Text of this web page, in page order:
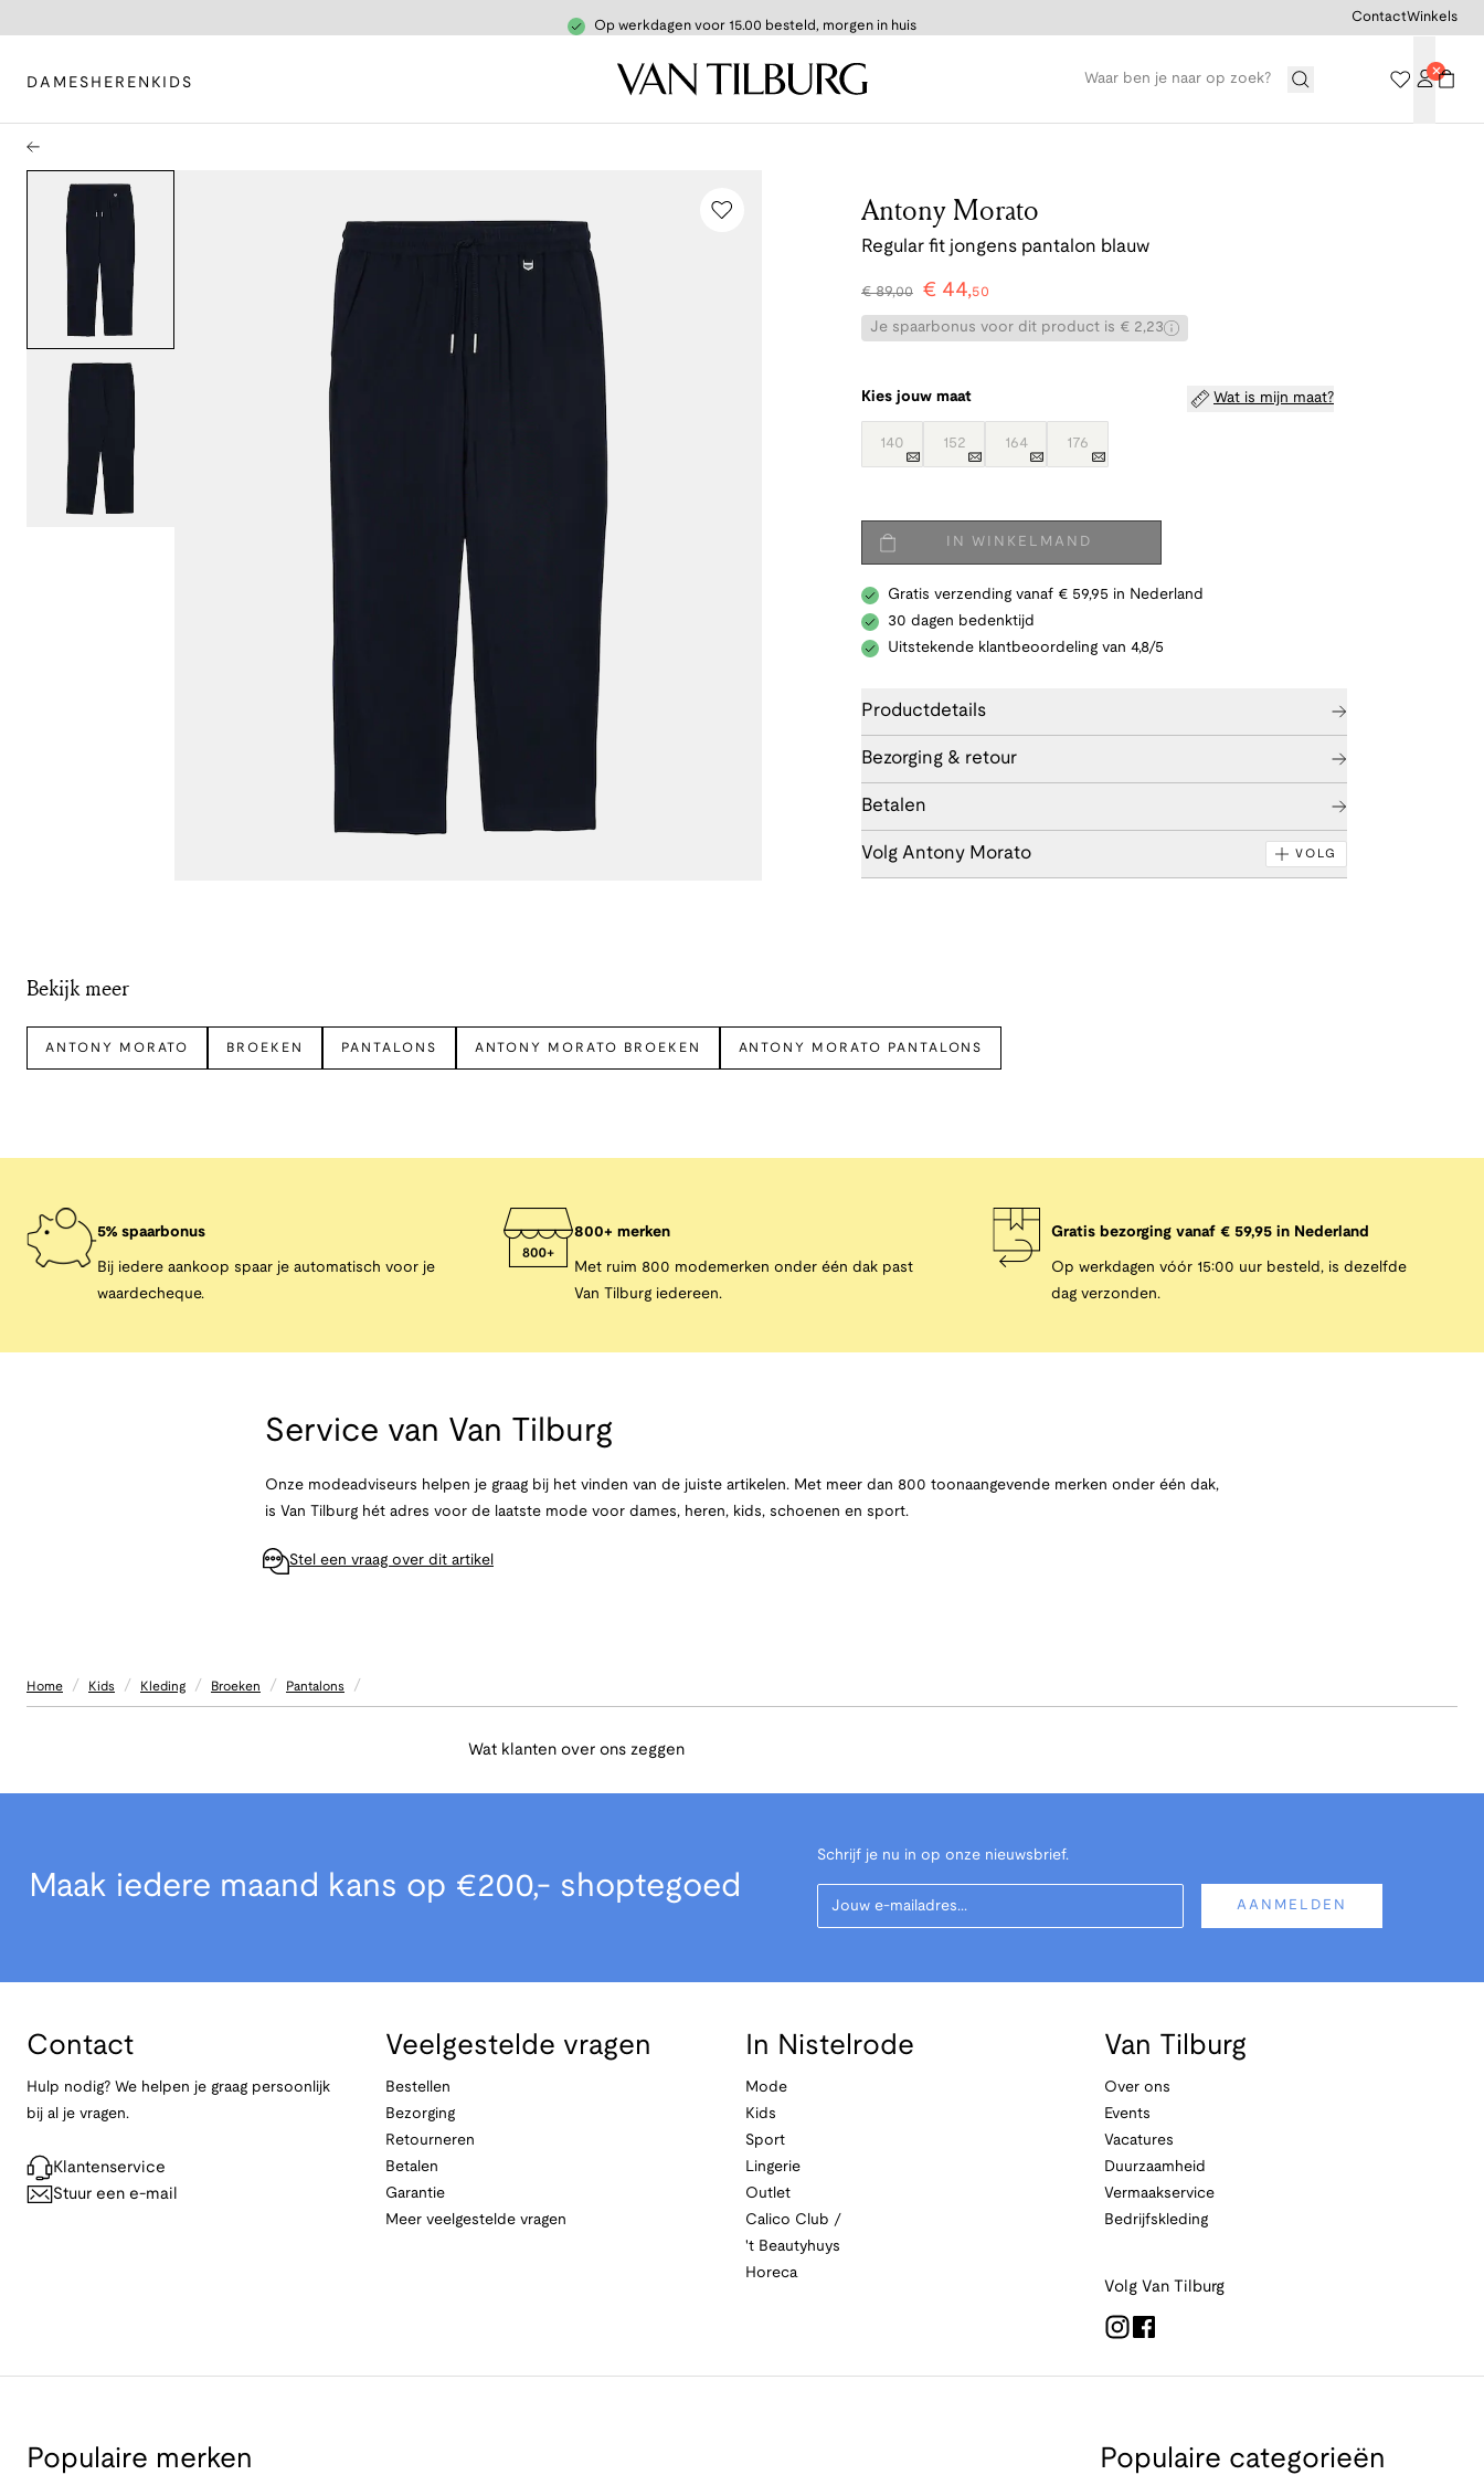
Op werkdagen voor 15.00 besteld, morgen in huis
DAMES HEREN KIDS
ContactWinkels
Antony Morato
Regular fit jongens pantalon blauw
€89,00 € 44,50
Je spaarbonus voor dit product is € 2,23
Kies jouw maat Wat is mijn maat?
140 152 164 176
IN WINKELMAND
Gratis verzending vanaf € 59,95 in Nederland
30 dagen bedenktijd
Uitstekende klantbeoordeling van 4,8/5
Productdetails
Bezorging & retour
Betalen
Volg Antony Morato VOLG
Bekijk meer
ANTONY MORATO BROEKEN PANTALONS ANTONY MORATO BROEKEN ANTONY MORATO PANTALONS
5% spaarbonus
Bij iedere aankoop spaar je automatisch voor je
waardecheque.
800+ merken
Met ruim 800 modemerken onder één dak past
Van Tilburg iedereen.
Gratis bezorging vanaf € 59,95 in Nederland
Op werkdagen vóór 15:00 uur besteld, is dezelfde
dag verzonden.
Service van Van Tilburg
Onze modeadviseurs helpen je graag bij het vinden van de juiste artikelen. Met meer dan 800 toonaangevende merken onder één dak,
is Van Tilburg hét adres voor de laatste mode voor dames, heren, kids, schoenen en sport.
Stel een vraag over dit artikel
Home / Kids / Kleding / Broeken / Pantalons /
Wat klanten over ons zeggen
Maak iedere maand kans op €200,- shoptegoed
Schrijf je nu in op onze nieuwsbrief.
Your Email
AANMELDEN
Contact
Hulp nodig? We helpen je graag persoonlijk
bij al je vragen.
Klantenservice
Stuur een e-mail
Veelgestelde vragen
Bestellen
Bezorging
Retourneren
Betalen
Garantie
Meer veelgestelde vragen
In Nistelrode
Mode
Kids
Sport
Lingerie
Outlet
Calico Club /
't Beautyhuys
Horeca
Van Tilburg
Over ons
Events
Vacatures
Duurzaamheid
Vermaakservice
Bedrijfskleding
Volg Van Tilburg
Populaire merken Populaire categorieën